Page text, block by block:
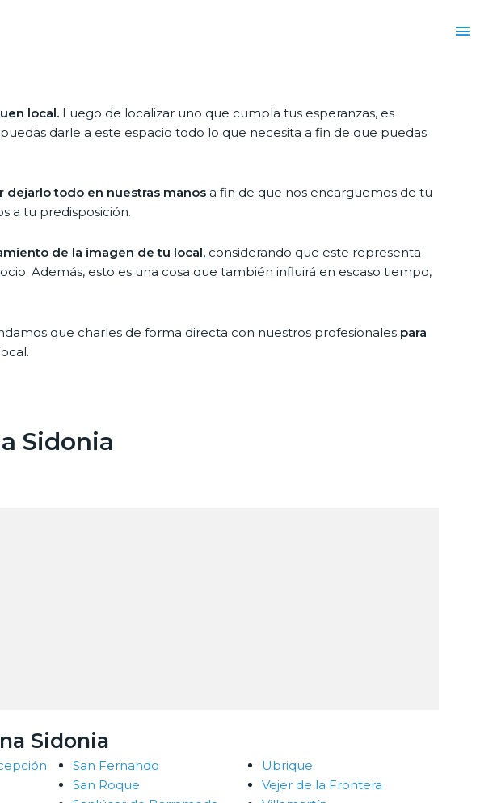
local. Luego de localizar uno que cumpla tus esperanzas, es
darle a este espacio todo lo que necesita a fin de que puedas
dejarlo todo en nuestras manos a fin de que nos encarguemos de tu
a tu predisposición.
de la imagen de tu local, considerando que este representa
Además, esto es una cosa que también influirá en escaso tiempo,
que charles de forma directa con nuestros profesionales para
Sidonia
Sidonia
San Fernando
San Roque
Ubrique
Vejer de la Frontera